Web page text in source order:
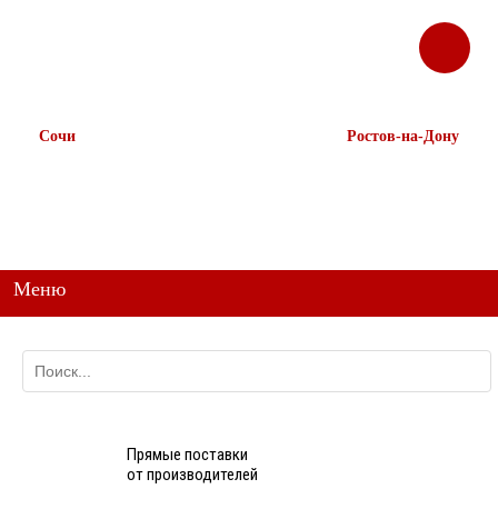
Сочи
ЗАКАЗАТЬ
ЗВОНОК
Ростов-на-Дону
Меню
Прямые поставки
от производителей